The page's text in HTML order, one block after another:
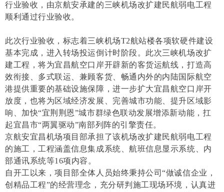
行业验收，由京航安承建的三峡机场改扩建民航弱电工程
顺利通过行业验收。
此次行业验收，标志着三峡机场T2航站楼各项软硬件建设
基本完成，进入转场投运倒计时阶段。此次三峡机场改扩
建工程，将为宜昌航空口岸开辟新的客货运航线，打造高
效衔接、多式联运、兼顾客货、畅通内外的内陆国际航空
港提供重要的基础设施保障，进一步扩大宜昌航空口岸开
放度，也将为区域经济发展、完善城市功能、提升区域影
响、加快“宜荆荆恩”城市群绿色联动发展增添新动能，扛
起宜昌市“两翼驱动”南部列阵的引擎责任。
京航安宜昌机场项目部承担了该机场改扩建民航弱电工程
的施工，工程涵盖信息集成系统、航班信息显示系统、内
部通讯系统等16项内容。
自开工以来，项目部全体人员始终秉持公司“做诚信企业，
创精品工程”的经营理念，充分研判施工现场环境，认真进